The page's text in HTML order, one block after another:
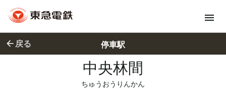
戻る 停車駅
中央林間
ちゅうおうりんかん